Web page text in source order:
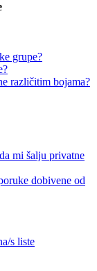
grupe?
različitim bojama?
mi šalju privatne
dobivene od
s liste